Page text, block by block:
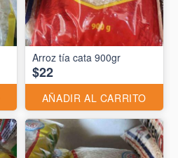
Arroz tía cata 900gr
$22
AÑADIR AL CARRITO